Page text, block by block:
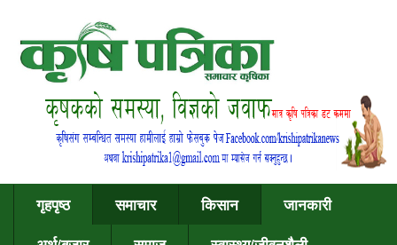
गृहपृष्ठ समाचार किसान
जानकारी